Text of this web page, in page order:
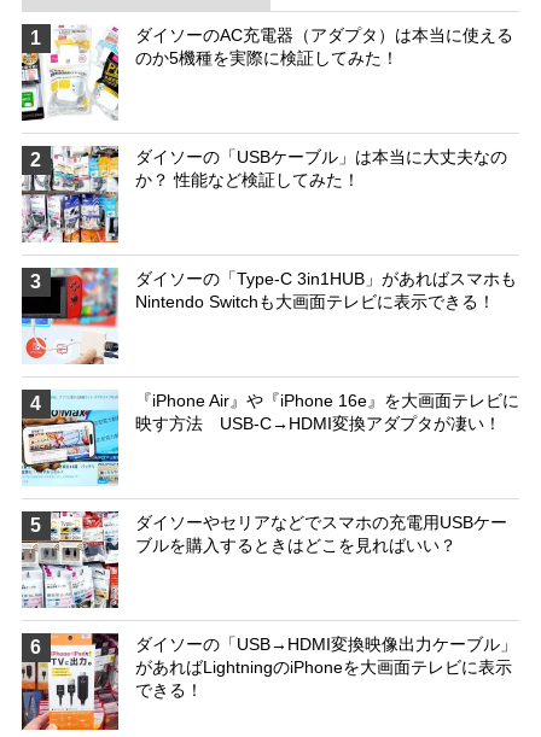
1
ダイソーのAC充電器（アダプタ）は本当に使える
のか5機種を実際に検証してみた！
2
ダイソーの「USBケーブル」は本当に大丈夫なの
か？ 性能など検証してみた！
3
ダイソーの「Type-C 3in1HUB」があればスマホも
Nintendo Switchも大画面テレビに表示できる！
4
『iPhone Air』や『iPhone 16e』を大画面テレビに
映す方法 USB-C→HDMI変換アダプタが凄い！
5
ダイソーやセリアなどでスマホの充電用USBケー
ブルを購入するときはどこを見ればいい？
6
ダイソーの「USB→HDMI変換映像出力ケーブル」
があればLightningのiPhoneを大画面テレビに表示
できる！